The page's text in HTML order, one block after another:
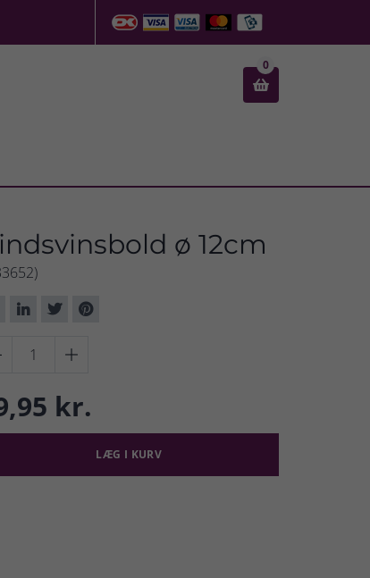

0
ø 12cm

kr.
LÆG I KURV